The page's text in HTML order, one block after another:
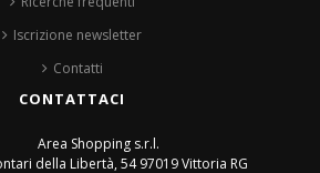
Iscrizione newsletter
Contatti
CONTATTACI
Area Shopping s.r.l.
della Libertà, 5497019 Vittoria RG